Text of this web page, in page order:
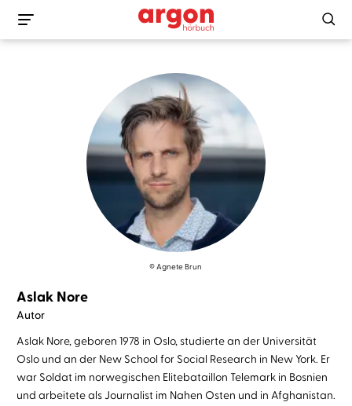
© Agnete Brun
Aslak Nore
Autor
Aslak Nore, geboren 1978 in Oslo, studierte an der Universität
Oslo und an der New School for Social Research in New York. Er
war Soldat im norwegischen Elitebataillon Telemark in Bosnien
und arbeitete als Journalist im Nahen Osten und in Afghanistan.